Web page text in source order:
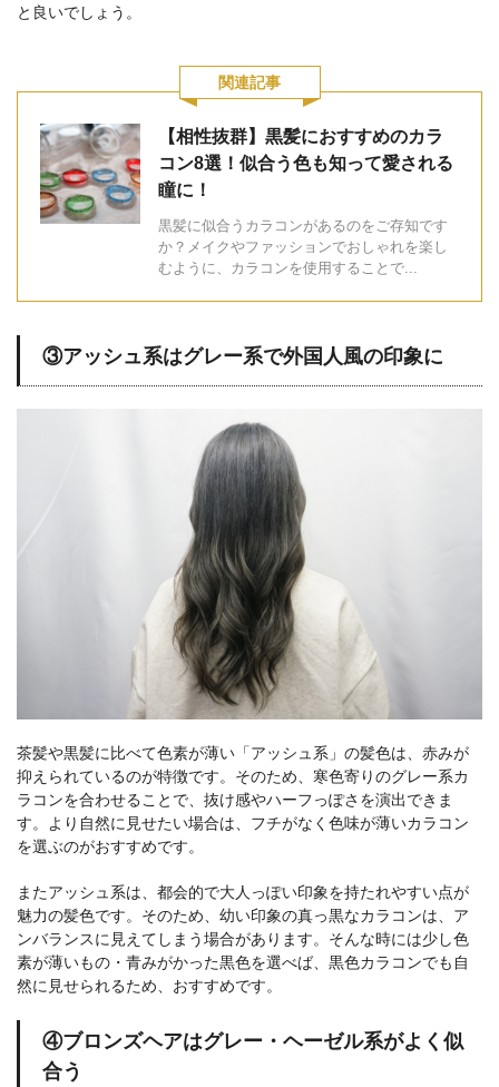
と良いでしょう。
関連記事
【相性抜群】黒髪におすすめのカラ
コン8選！似合う色も知って愛される
瞳に！
黒髪に似合うカラコンがあるのをご存知です
か？メイクやファッションでおしゃれを楽し
むように、カラコンを使用することで...
③アッシュ系はグレー系で外国人風の印象に
茶髪や黒髪に比べて色素が薄い「アッシュ系」の髪色は、赤みが
抑えられているのが特徴です。そのため、寒色寄りのグレー系カ
ラコンを合わせる ことで、抜け感やハーフっぽさを演出できま
す。より自然に見せたい場合は、フチがなく色味が薄いカラコン
を選ぶのがおすすめです。
またアッシュ系は、都会的で大人っぽい印象を持たれやすい点が
魅力の髪色です。そのため、幼い印象の真っ黒なカラコンは、ア
ンバランスに見えてしまう場合があります。そんな時には少し色
素が薄いもの・青みがかった黒色を選べば、黒色カラコンでも自
然に見せられるため、おすすめです。
④ブロンズヘアはグレー・ヘーゼル系がよく似
合う